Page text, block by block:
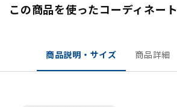
この商品を使ったコーディネート
商品説明・サイズ 商品詳細